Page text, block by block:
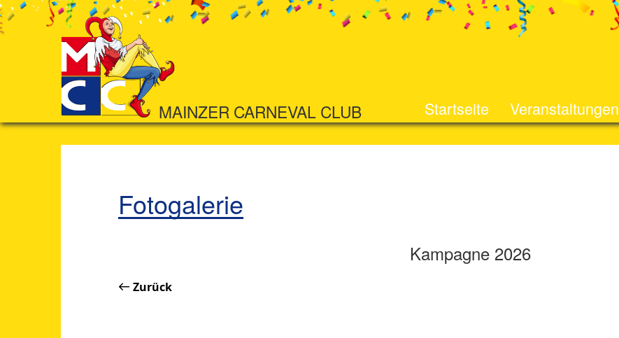
MAINZER CARNEVAL CLUB Startseite Veranstaltungen
Fotogalerie
Kampagne 2026
Zurück